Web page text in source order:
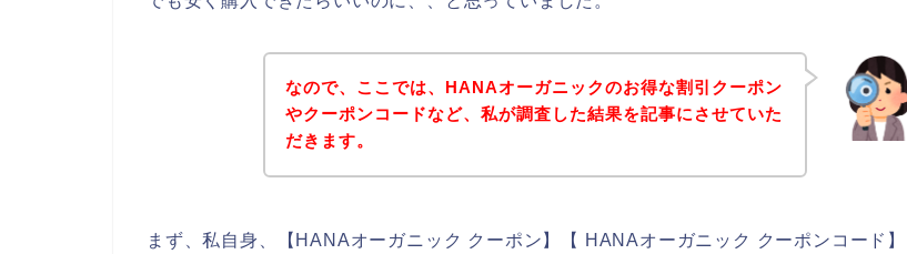
なので、ここでは、HANAオーガニックのお得な割引クーポン
やクーポンコードなど、私が調査した結果を記事にさせていた
だきます。
まず、私自身、【HANAオーガニック クーポン】【 HANAオーガニック クーポンコード】